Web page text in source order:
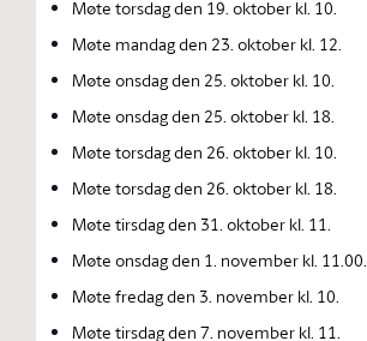
Møte torsdag den 19. oktober kl. 10.
Møte mandag den 23. oktober kl. 12.
Møte onsdag den 25. oktober kl. 10.
Møte onsdag den 25. oktober kl. 18.
Møte torsdag den 26. oktober kl. 10.
Møte torsdag den 26. oktober kl. 18.
Møte tirsdag den 31. oktober kl. 11.
Møte onsdag den 1. november kl. 11.00.
Møte fredag den 3. november kl. 10.
Møte tirsdag den 7. november kl. 11.